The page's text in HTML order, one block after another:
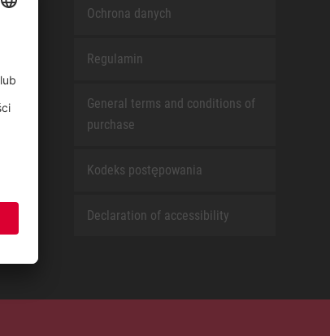
Ochrona danych
Regulamin
General terms and conditions of
purchase
Kodeks postępowania
Declaration of accessibility